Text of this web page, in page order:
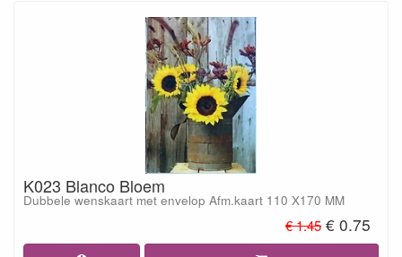
K023 Blanco Bloem
Dubbele wenskaart met envelop Afm.kaart 110 X170 MM
€ 1.45 € 0.75